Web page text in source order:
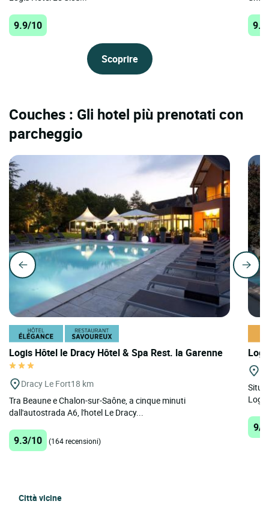
9.9/10
Scoprire
Couches : Gli hotel più prenotati con
parcheggio
Logis Hôtel le Dracy Hôtel & Spa Rest. la Garenne
Dracy Le Fort18 km
Tra Beaune e Chalon-sur-Saône, a cinque minuti
dall'autostrada A6, l'hotel Le Dracy...
9.3/10 (164 recensioni)
9/
Città vicine